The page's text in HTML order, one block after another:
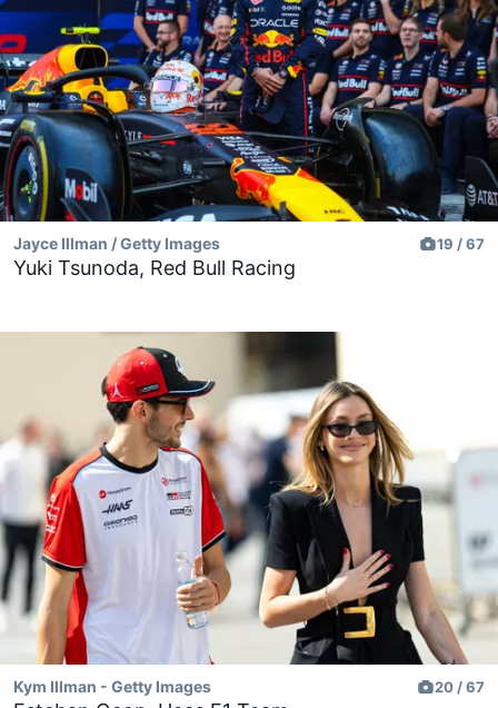
Jayce Illman / Getty Images 19 / 67
Yuki Tsunoda, Red Bull Racing
Kym Illman - Getty Images 20 / 67